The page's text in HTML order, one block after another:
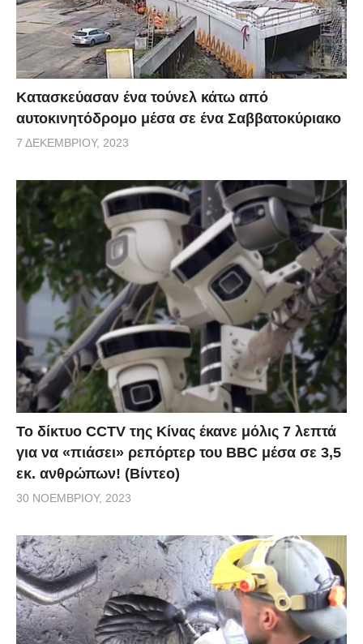
Κατασκεύασαν ένα τούνελ κάτω από
αυτοκινητόδρομο μέσα σε ένα Σαββατοκύριακο
7 ΔΕΚΕΜΒΡΊΟΥ, 2023
Το δίκτυο CCTV της Κίνας έκανε μόλις 7 λεπτά
για να «πιάσει» ρεπόρτερ του BBC μέσα σε 3,5
εκ. ανθρώπων! (Βίντεο)
30 ΝΟΕΜΒΡΊΟΥ, 2023